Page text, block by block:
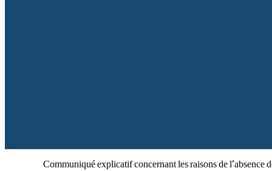
Communiqué explicatif concernant les raisons de l’absence